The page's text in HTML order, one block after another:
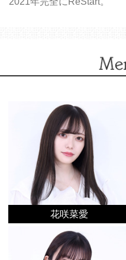
花咲菜愛